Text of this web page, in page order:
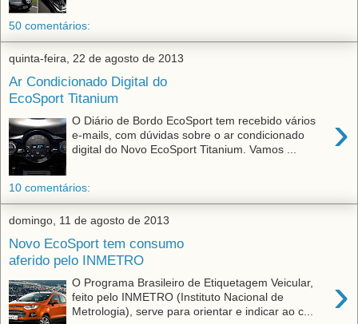
50 comentários:
quinta-feira, 22 de agosto de 2013
Ar Condicionado Digital do
EcoSport Titanium
›
O Diário de Bordo EcoSport tem recebido vários
e-mails, com dúvidas sobre o ar condicionado
digital do Novo EcoSport Titanium. Vamos ...
10 comentários:
domingo, 11 de agosto de 2013
Novo EcoSport tem consumo
aferido pelo INMETRO
›
O Programa Brasileiro de Etiquetagem Veicular,
feito pelo INMETRO (Instituto Nacional de
Metrologia), serve para orientar e indicar ao c...